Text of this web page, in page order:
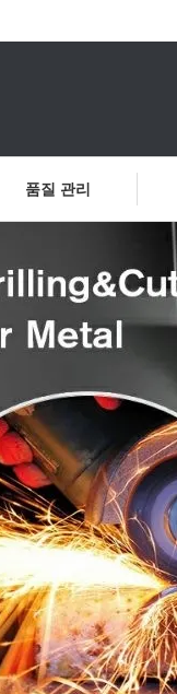
품질 관리